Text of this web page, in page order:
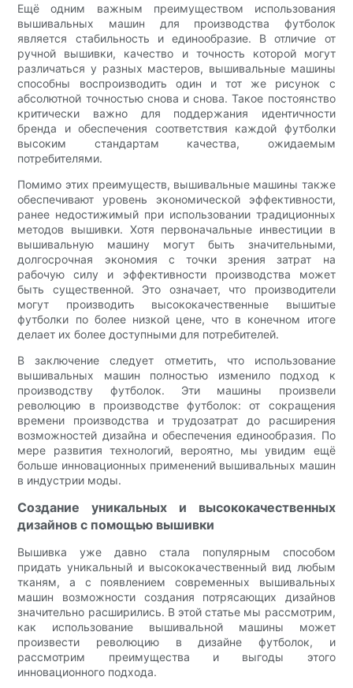
Ещё одним важным преимуществом использования
вышивальных машин для производства футболок
является стабильность и единообразие. В отличие от
ручной вышивки, качество и точность которой могут
различаться у разных мастеров, вышивальные машины
способны воспроизводить один и тот же рисунок с
абсолютной точностью снова и снова. Такое постоянство
критически важно для поддержания идентичности
бренда и обеспечения соответствия каждой футболки
высоким стандартам качества, ожидаемым
потребителями.
Помимо этих преимуществ, вышивальные машины также
обеспечивают уровень экономической эффективности,
ранее недостижимый при использовании традиционных
методов вышивки. Хотя первоначальные инвестиции в
вышивальную машину могут быть значительными,
долгосрочная экономия с точки зрения затрат на
рабочую силу и эффективности производства может
быть существенной. Это означает, что производители
могут производить высококачественные вышитые
футболки по более низкой цене, что в конечном итоге
делает их более доступными для потребителей.
В заключение следует отметить, что использование
вышивальных машин полностью изменило подход к
производству футболок. Эти машины произвели
революцию в производстве футболок: от сокращения
времени производства и трудозатрат до расширения
возможностей дизайна и обеспечения единообразия. По
мере развития технологий, вероятно, мы увидим ещё
больше инновационных применений вышивальных машин
в индустрии моды.
Создание уникальных и высококачественных
дизайнов с помощью вышивки
Вышивка уже давно стала популярным способом
придать уникальный и высококачественный вид любым
тканям, а с появлением современных вышивальных
машин возможности создания потрясающих дизайнов
значительно расширились. В этой статье мы рассмотрим,
как использование вышивальной машины может
произвести революцию в дизайне футболок, и
рассмотрим преимущества и выгоды этого
инновационного подхода.